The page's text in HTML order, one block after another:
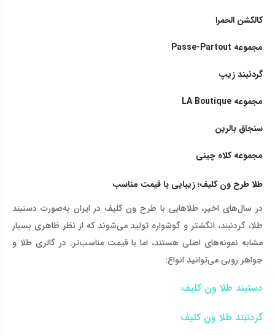
کالکشن الحمرا
مجموعه
گردنبند زیپ
مجموعه
سنجاق بالرین
مجموعه کلاه چینی
طلا طرح ون کلیف؛ زیبایی با قیمت مناسب
در سال‌های اخیر، طلاهایی با طرح ون کلیف در ایران به‌صورت دستبند
طلا، گردنبند، انگشتر و گوشواره تولید می‌شوند که از نظر ظاهری بسیار
مشابه نمونه‌های اصلی هستند، اما با قیمت مناسب‌تر. در گالری طلا و
جواهر روبی می‌توانید انواع:
دستبند طلا ون کلیف
گردنبند طلا ون کلیف